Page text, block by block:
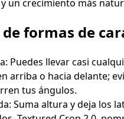
un crecimiento más
formas de
Puedes llevar casi
arriba o hacia delante;
tus ángulos.
Suma altura y deja los